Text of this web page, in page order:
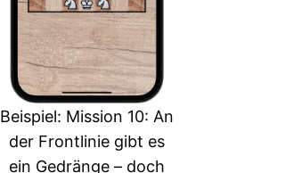
Beispiel: Mission 10: An
der Frontlinie gibt es
ein Gedränge – doch